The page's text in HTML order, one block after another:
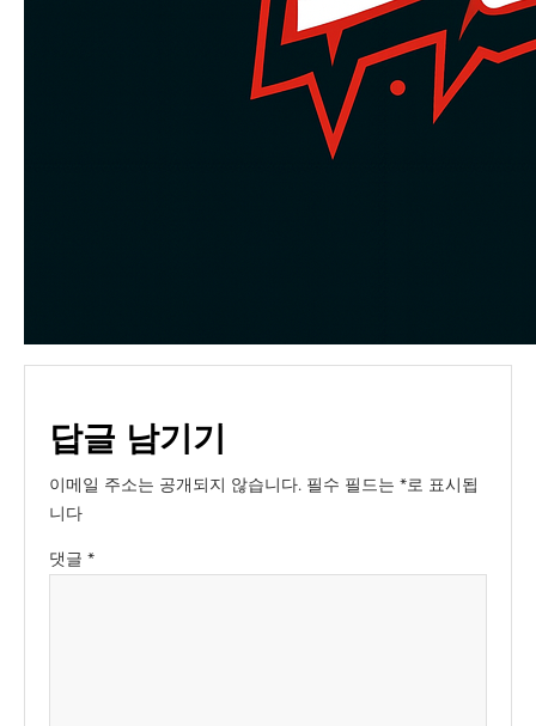
답글 남기기
이메일 주소는 공개되지 않습니다. 필수 필드는 *로 표시됩
니다
댓글 *